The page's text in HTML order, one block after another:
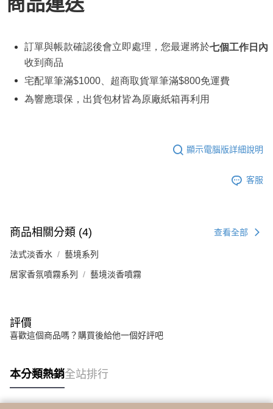
訂單與帳款確認後會立即處理，您最遲將於七個工作日內
收到商品
宅配單筆滿$1000 、超商取貨單筆滿$800免運費
為響應環保，出貨包材皆為原廠紙箱再利用
顯示電腦版詳細說明
客服
商品相關分類 (4) 查看全部
法式淡香水 藝境系列
居家香氛噴霧系列 藝境淡香噴霧
評價
喜歡這個商品嗎？購買後給他一個好評吧
本分類熱銷全站排行